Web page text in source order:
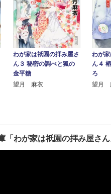
わが家は祇園の拝み屋さ
ん３ 秘密の調べと狐の
金平糖
望月 麻衣
わが
ん４
ろ
望月
「わが家は祇園の拝み屋さ